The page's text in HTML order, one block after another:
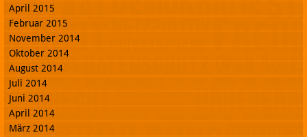
April 2015
Februar 2015
November 2014
Oktober 2014
August 2014
Juli 2014
Juni 2014
April 2014
März 2014